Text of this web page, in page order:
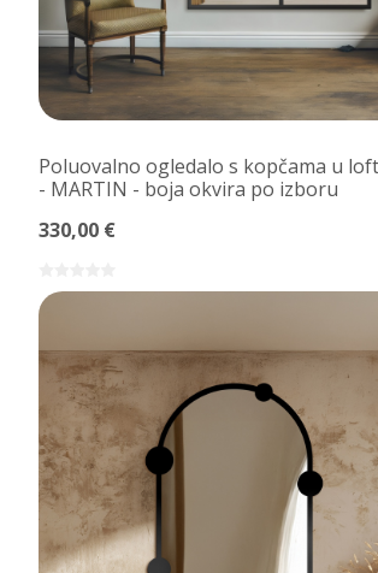
Poluovalno ogledalo s kopčama u
- MARTIN - boja okvira po izboru
330,00 €